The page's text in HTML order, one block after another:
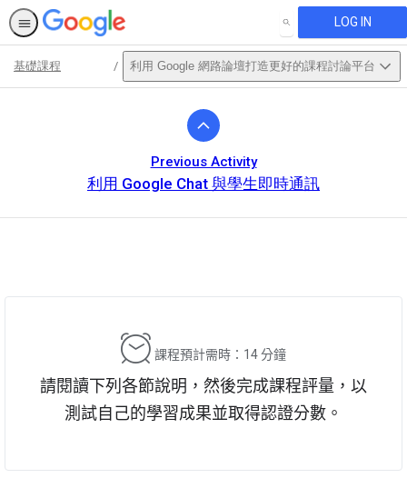
SEARCH LOG IN
基礎課程 利用 Google 網路論壇打造更好的課程討論平台
Previous Activity
利用 Google Chat 與學生即時通訊
課程預計需時：14 分鐘
請閱讀下列各節說明，然後完成課程評量，以
測試自己的學習成果並取得認證分數。